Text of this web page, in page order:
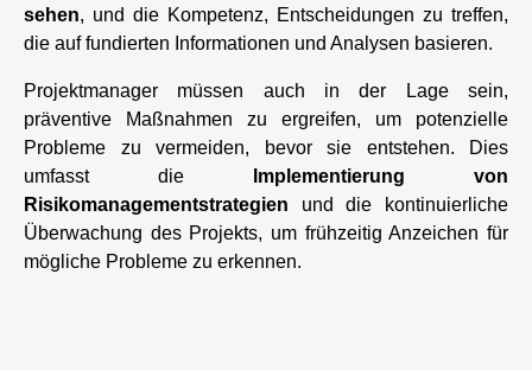
sehen, und die Kompetenz, Entscheidungen zu treffen,
die auf fundierten Informationen und Analysen basieren.
Projektmanager müssen auch in der Lage sein,
präventive Maßnahmen zu ergreifen, um potenzielle
Probleme zu vermeiden, bevor sie entstehen. Dies
umfasst die
Implementierung von
Risikomanagementstrategien und die kontinuierliche
Überwachung des Projekts, um frühzeitig Anzeichen für
mögliche Probleme zu erkennen.